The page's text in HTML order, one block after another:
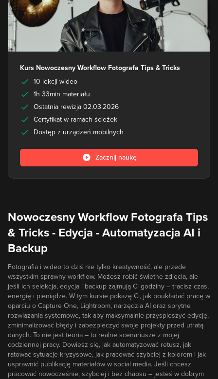
Nowoczesny Workflow Fotografa Tips
& Tricks - Edycja - Automatyzacja AI i
Backup
Fotografia i wideo to dziś nie tylko kreatywność, ale przede
wszystkim sprawny workflow. Możesz robić świetne zdjęcia, ale
jeśli ich selekcja, edycja i backup zajmują Ci godziny – tracisz czas,
energię i pieniądze. W tym kursie pokażę Ci, jak poukładać pracę w
oparciu o Capture One, Lightroom, narzędzia AI oraz sprytne
rozwiązania systemowe, tak aby maksymalnie przyspieszyć edycję,
zminimalizować błędy i zabezpieczyć swoje projekty przed utratą
danych. To nie jest teoria – to realne scenariusze z mojej
codziennej pracy. Dowiesz się, jak automatyzować retusz, jak
ratować sytuacje kryzysowe, jak pracować szybciej z kolorem i jak
usprawnić publikację materiałów w social media. Jeśli chcesz
pracować nowocześnie, szybciej i bez chaosu – jesteś w dobrym
Kurs Nowoczesny Workflow Fotografa Tips & Tricks
10 lekcji wideo
1h 33min materiału
Ostatnia rewizja 02.03.2026
Certyfikat w ramach ścieżek
Dostęp z urządzeń mobilnych
Zacznij naukę